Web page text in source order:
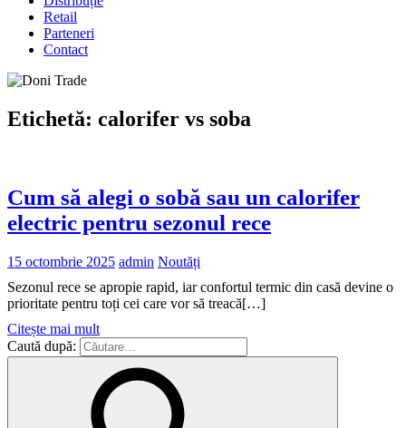
Retail
Parteneri
Contact
Etichetă: calorifer vs soba
Cum să alegi o sobă sau un calorifer
electric pentru sezonul rece
15 octombrie 2025 admin Noutăți
Sezonul rece se apropie rapid, iar confortul termic din casă devine o
prioritate pentru toți cei care vor să treacă[…]
Citește mai mult
Caută după: